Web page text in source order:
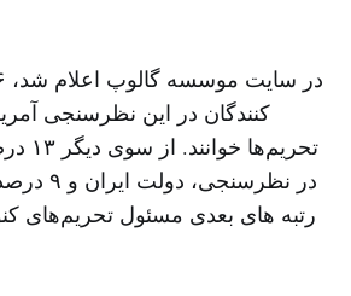
کنندگان در این نظرسنجی
در
رتبه های بعدی مسئول تحریم‌های